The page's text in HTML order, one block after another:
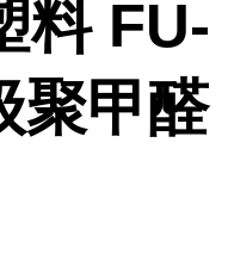
料 FU-
聚甲醛